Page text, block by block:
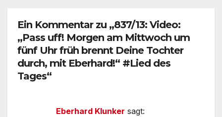
Ein Kommentar zu „837/13: Video:
„Pass uff! Morgen am Mittwoch um
fünf Uhr früh brennt Deine Tochter
durch, mit Eberhard!“ #Lied des
Tages“
Eberhard Klunker sagt: